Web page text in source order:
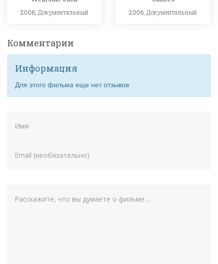
2006, Документальный 2006, Документальный
Комментарии
Информация
Для этого фильма еще нет отзывов